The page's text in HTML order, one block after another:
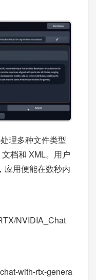
理多种文件类型
档和 XML。用户
应用便能在数秒内
NVIDIA_Chat
with-rtx-genera